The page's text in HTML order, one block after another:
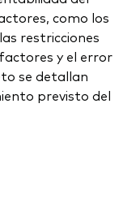
como los
restricciones
y el error
se detallan
previsto del